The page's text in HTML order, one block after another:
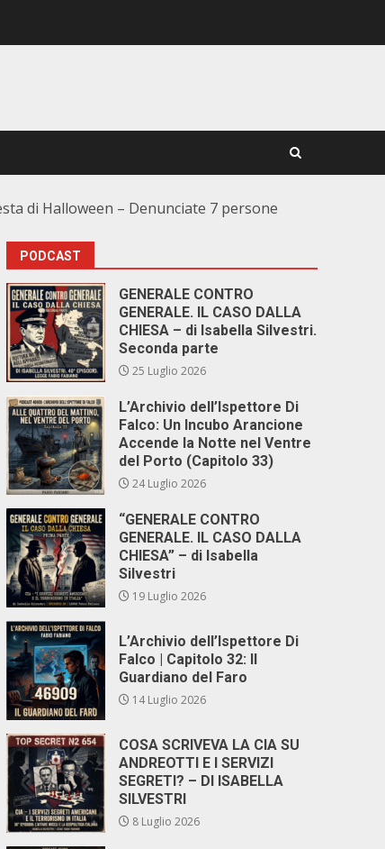
di Halloween – Denunciate 7 persone
PODCAST
GENERALE CONTRO
GENERALE. IL CASO DALLA
CHIESA – di Isabella Silvestri.
Seconda parte
25 Luglio 2026
L’Archivio dell’Ispettore Di
Falco: Un Incubo Arancione
Accende la Notte nel Ventre
del Porto (Capitolo 33)
24 Luglio 2026
“GENERALE CONTRO
GENERALE. IL CASO DALLA
CHIESA” – di Isabella
Silvestri
19 Luglio 2026
L’Archivio dell’Ispettore Di
Falco | Capitolo 32: Il
Guardiano del Faro
14 Luglio 2026
COSA SCRIVEVA LA CIA SU
ANDREOTTI E I SERVIZI
SEGRETI? – DI ISABELLA
SILVESTRI
8 Luglio 2026